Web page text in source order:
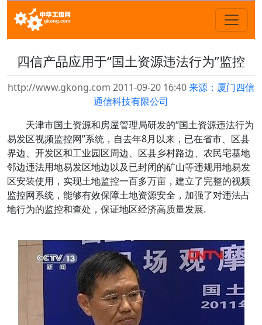
四信产品应用于“国土资源违法行为”监控
http://www.gkong.com 2011-09-20 16:40来源：厦门四信
通信科技有限公司
天津市国土资源和房屋管理局研发的“国土资源违法行为
易发区视频监控网”系统，自去年8月以来，已在省市、区县
界边、开发区和工业园区周边、区县乡村路边、农民宅基地
邻边违法用地易发区地边以及已封闭的矿山等违规用地易发
区安装使用，实现土地监控一百多万亩，建立了完整的视频
监控网系统，能够有效保障土地资源安全，加强了对违法占
地行为的监控和查处，保证地区经济高质量发展.